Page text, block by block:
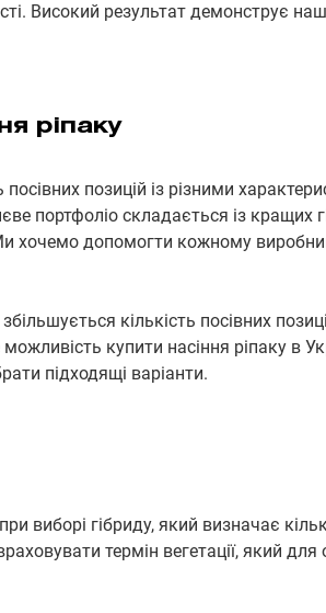
Високий результат демонструє
ріпаку
позицій із різними
портфоліо складається із кращих
хочемо допомогти кожному
кількість посівних
купити насіння ріпаку в
підходящі варіанти.
виборі гібриду, який визначає
термін вегетації, який